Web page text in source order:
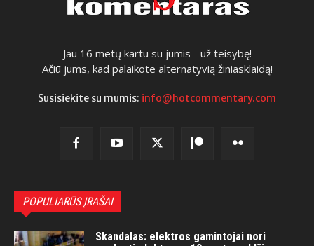
Jau 16 metų kartu su jumis - už teisybę!
Ačiū jums, kad palaikote alternatyvią žiniasklaidą!
Susisiekite su mumis: info@hotcommentary.com
POPULIARŪS ĮRAŠAI
Skandalas: elektros gamintojai nori